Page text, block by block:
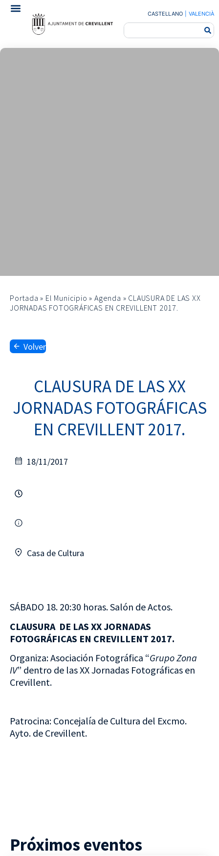
CASTELLANO VALENCIÀ
Portada » El Municipio »Agenda » CLAUSURA DE LAS XX
JORNADAS FOTOGRÁFICAS EN CREVILLENT 2017.
Volver
CLAUSURA DE LAS XX
JORNADAS FOTOGRÁFICAS
EN CREVILLENT 2017.
18/11/2017
Casa de Cultura
SÁBADO 18. 20:30 horas. Salón de Actos.
CLAUSURA DE LAS XX JORNADAS
FOTOGRÁFICAS EN CREVILLENT 2017.
Organiza: Asociación Fotográfica “Grupo Zona
IV” dentro de las XX Jornadas Fotográficas en
Crevillent.
Patrocina: Concejalía de Cultura del Excmo.
Ayto. de Crevillent.
Próximos eventos